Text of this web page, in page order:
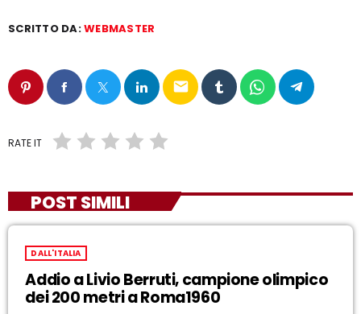
SCRITTO DA:WEBMASTER
email
RATE IT
POST SIMILI
DALL'ITALIA
Addio a Livio Berruti, campione olimpico
dei 200 metri a Roma1960